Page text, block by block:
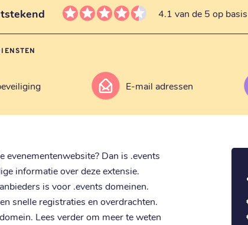
4.1 van de 5 op
E-mail adressen
evenementenwebsite? Dan is .events
informatie over deze extensie.
is voor .events domeinen.
snelle registraties en overdrachten.
Lees verder om meer te weten